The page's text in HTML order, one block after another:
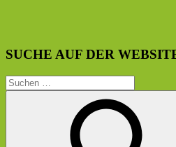
SUCHE AUF DER
Suchen
nach: